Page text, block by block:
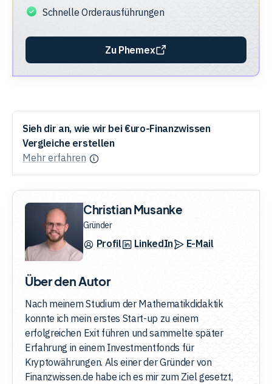
Schnelle Orderausführungen
Zu Phemex
Sieh dir an, wie wir bei €uro-Finanzwissen
Vergleiche erstellen
Mehr erfahren
Christian Musanke
Gründer
Profil LinkedIn E-Mail
Über den Autor
Nach meinem Studium der Mathematikdidaktik
konnte ich mein erstes Start-up zu einem
erfolgreichen Exit führen und sammelte später
Erfahrung in einem Investmentfonds für
Kryptowährungen. Als einer der Gründer von
Finanzwissen.de habe ich es mir zum Ziel gesetzt,